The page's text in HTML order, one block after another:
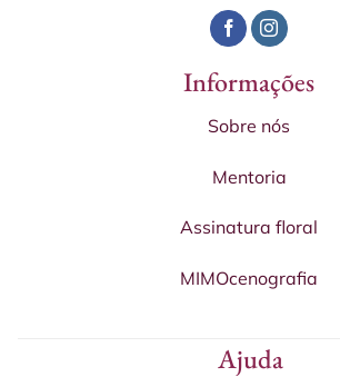
Informações
Sobre nós
Mentoria
Assinatura floral
MIMOcenografia
Ajuda